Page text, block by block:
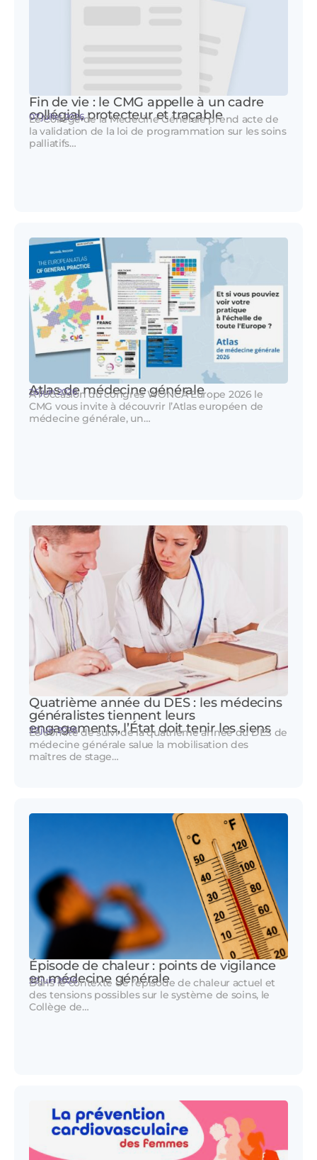
Fin de vie : le CMG appelle à un cadre
collégial, protecteur et traçable
07 juillet 2026
Le Collège de la Médecine Générale prend acte de
la validation de la loi de programmation sur les soins
palliatifs…
Atlas de médecine générale
26 juin 2026
A l’occasion du congrès WONCA Europe 2026 le
CMG vous invite à découvrir l’Atlas européen de
médecine générale, un…
Quatrième année du DES : les médecins
généralistes tiennent leurs
engagements, l’État doit tenir les siens
22 juin 2026
Le comité de suivi de la quatrième année du DES de
médecine générale salue la mobilisation des
maîtres de stage…
Épisode de chaleur : points de vigilance
en médecine générale
22 juin 2026
Dans le contexte de l’épisode de chaleur actuel et
des tensions possibles sur le système de soins, le
Collège de…